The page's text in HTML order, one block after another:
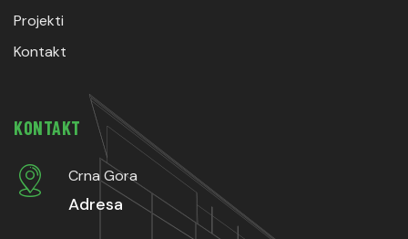
Projekti
Kontakt
KONTAKT
Crna Gora
Adresa